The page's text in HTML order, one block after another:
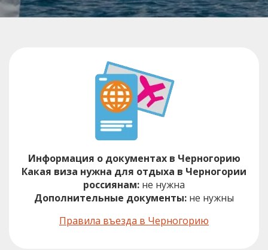
Информация о документах в Черногорию
Какая виза нужна для отдыха в Черногории
россиянам: не нужна
Дополнительные документы: не нужны
Правила въезда в Черногорию